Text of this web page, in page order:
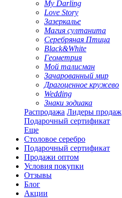
My Darling
Love Story
Зазеркалье
Магия султанита
Серебряная Птица
Black&White
Геометрия
Мой талисман
Зачарованный мир
Драгоценное кружево
Wedding
Знаки зодиака
Распродажа Лидеры продаж
Подарочный сертификат
Еще
Столовое серебро
Подарочный сертификат
Продажи оптом
Условия покупки
Отзывы
Блог
Акции